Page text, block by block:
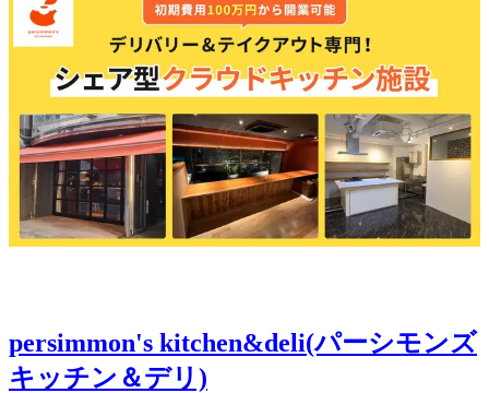
persimmon's kitchen&deli(パーシモンズ
キッチン＆デリ)